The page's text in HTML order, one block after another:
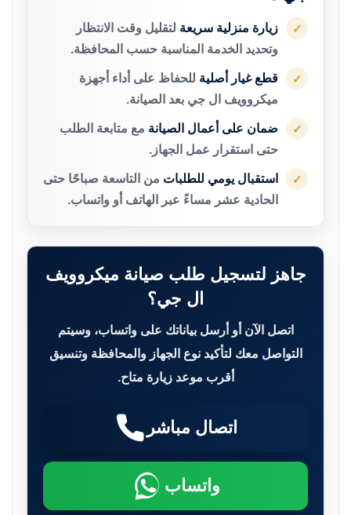
✓ زيارة منزلية سريعة لتقليل وقت الانتظار
وتحديد الخدمة المناسبة حسب المحافظة.
✓ قطع غيار أصلية للحفاظ على أداء أجهزة
ميكروويف ال جي بعد الصيانة.
✓ ضمان على أعمال الصيانة مع متابعة الطلب
حتى استقرار عمل الجهاز.
✓ استقبال يومي للطلبات من التاسعة صباحًا حتى
الحادية عشر مساءً عبر الهاتف أو واتساب.
جاهز لتسجيل طلب صيانة ميكروويف
ال جي؟
اتصل الآن أو أرسل بياناتك على واتساب، وسيتم
التواصل معك لتأكيد نوع الجهاز والمحافظة وتنسيق
أقرب موعد زيارة متاح.
اتصال مباشر
واتساب